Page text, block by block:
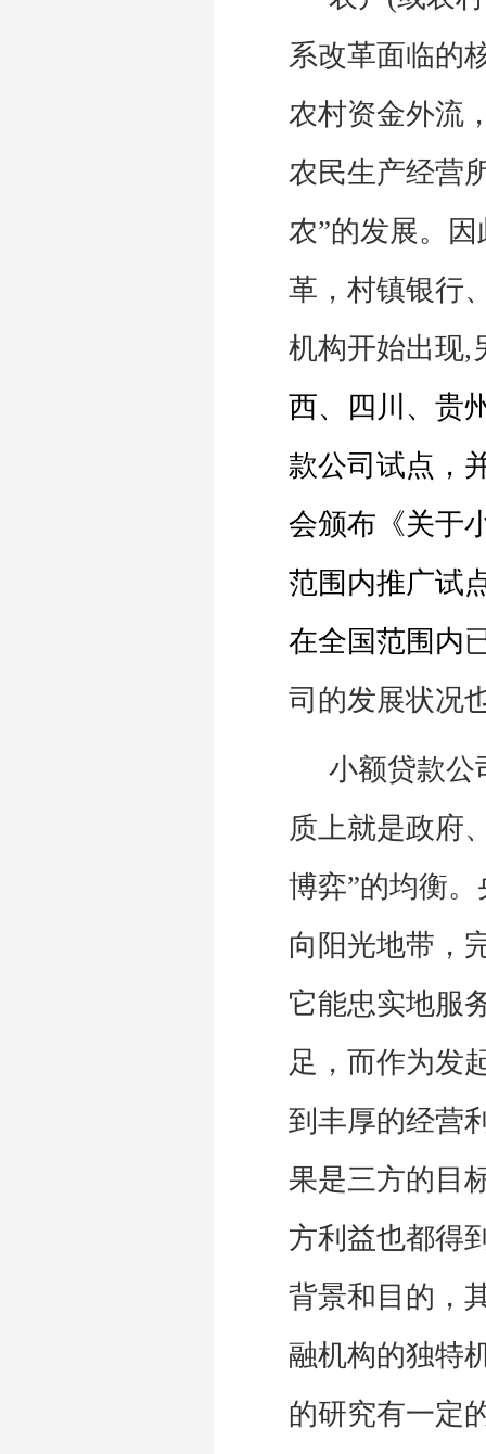
系改革面临的
农村资金外流
农民生产经营
农”的发展。因
革 ， 村镇银行
机构开始出现,
西、四川、贵
款公司试点，
会颁布《关于
范围内推广试
在全国范围内
司的发展状况
小额贷款公
质上就是政府
博弈”的均衡
向阳光地带，
它能忠实地服
足，而作为发
到丰厚的经营
果是三方的目
方利益也都得
背景和目的，
融机构的独特
的研究有一定